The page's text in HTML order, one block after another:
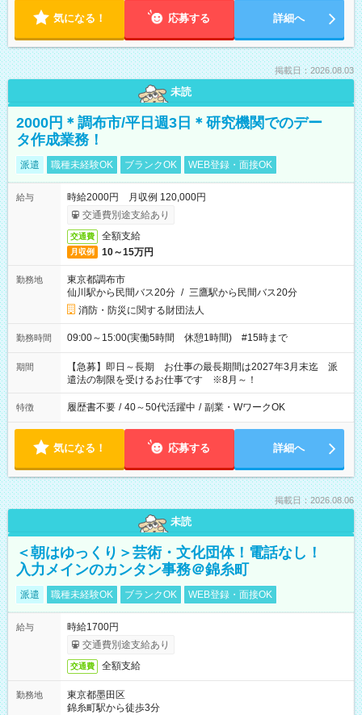
気になる！ 応募する 詳細へ
掲載日：2026.08.03
未読
2000円＊調布市/平日週3日＊研究機関でのデー
タ作成業務！
派遣 職種未経験OK ブランクOK WEB登録・面接OK
給与
時給2000円 月収例 120,000円
交通費別途支給あり
交通費 全額支給
月収例 10～15万円
勤務地
東京都調布市
仙川駅から民間バス20分 / 三鷹駅から民間バス20分
消防・防災に関する財団法人
勤務時間 09:00～15:00(実働5時間 休憩1時間) #15時まで
期間
【急募】即日～長期 お仕事の最長期間は2027年3月末迄 派
遣法の制限を受けるお仕事です ※8月～！
特徴 履歴書不要 / 40～50代活躍中 / 副業・WワークOK
気になる！ 応募する 詳細へ
掲載日：2026.08.06
未読
＜朝はゆっくり＞芸術・文化団体！電話なし！
入力メインのカンタン事務＠錦糸町
派遣 職種未経験OK ブランクOK WEB登録・面接OK
給与
時給1700円
交通費別途支給あり
交通費 全額支給
勤務地
東京都墨田区
錦糸町駅から徒歩3分